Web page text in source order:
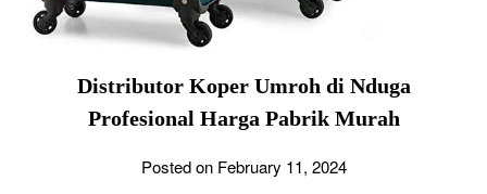
Distributor Koper Umroh di Nduga
Profesional Harga Pabrik Murah
Posted on February 11, 2024